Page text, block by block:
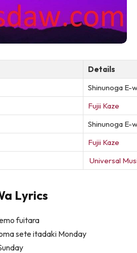
Details
Shinunoga E-
Fujii Kaze
Shinunoga E-
Fujii Kaze
Universal
Lyrics
fuitara
sete itadaki Monday